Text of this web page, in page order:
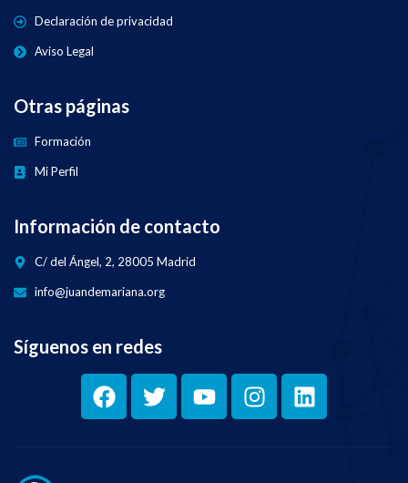
Declaración de privacidad
Aviso Legal
Otras páginas
Formación
Mi Perfil
Información de contacto
C/ del Ángel, 2, 28005 Madrid
info@juandemariana.org
Síguenos en redes